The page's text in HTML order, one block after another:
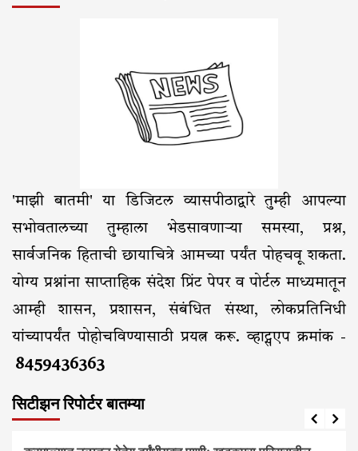
'माझी बातमी' या डिजिटल व्यासपीठाद्वारे तुम्ही आपल्या
सभोवतालच्या तुम्हाला भेडसावणाऱ्या समस्या, प्रश्न,
सार्वजनिक हिताची छायाचित्रे आमच्या पर्यंत पोहचवू शकता.
योग्य प्रश्नांना साप्ताहिक संदेश प्रिंट पेपर व पोर्टल माध्यमातून
आम्ही शासन, प्रशासन, संबंधित संस्था, लोकप्रतिनिधी
यांच्यापर्यंत पोहोचविण्यासाठी प्रयत्न करू. व्हाट्सएप क्रमांक -
8459436363
सिटीझन रिपोर्टर बातम्या
आरोग्य आवाज जनतेचा बातम्या